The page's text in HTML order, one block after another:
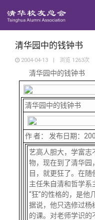
校友
校
校友服务
终
校友总
清华园中的钱钟书
2004-04-13 | 浏览 1263次
清华园中的钱钟书
清华园中的钱钟书
作 者： 发布日期：
艺高人胆大，学富志
物，现在到了清华园
目，就更狂了。在
主任朱自清和哲学系
“狂”的性格的，是他
据说，他只选修过杨
的课。对老师学识的